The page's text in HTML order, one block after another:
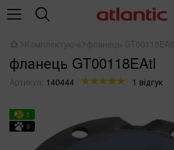
Комплектуючі фланець GT00118EAtl
фланець GT00118EAtl
Артикул: 140444 1 відгук
2
3